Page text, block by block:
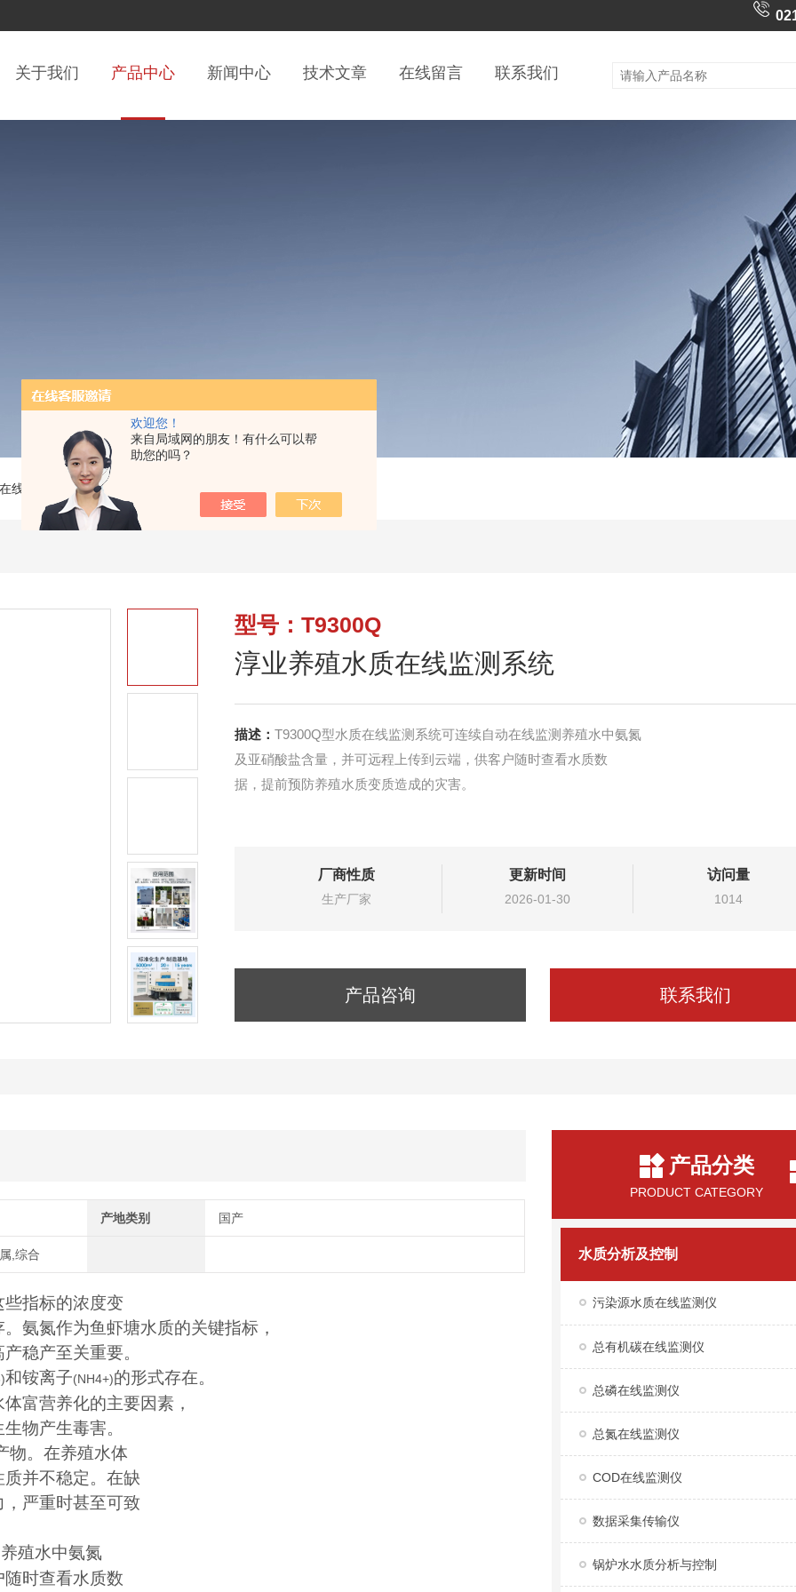
欢迎您！
来自局域网的朋友！有什么可以帮
助您的吗？
关于我们 产品中心 新闻中心 技术文章 在线留言 联系我们
线监测仪 >T9300Q淳业养殖水质在线监测系统
型号：T9300Q
淳业养殖水质在线监测系统
描述： T9300Q型水质在线监测系统可连续自动在线监测养殖水中氨氮
及亚硝酸盐含量，并可远程上传到云端，供客户随时查看水质数
据，提前预防养殖水质变质造成的灾害。
厂商性质
生产厂家
更新时间
2026-01-30
访问量
1014
产品咨询 联系我们
产地类别 国产
,综合
指标的浓度变
氨氮作为鱼虾塘水质的关键指标，
稳产至关重要。
和铵离子(NH4+)的形式存在。
富营养化的主要因素，
物产生毒害。
物。在养殖水体
并不稳定。在缺
严重时甚至可致
殖水中氨氮
时查看水质数
产品分类
PRODUCT CATEGORY
水质分析及控制
污染源水质在线监测仪
总有机碳在线监测仪
总磷在线监测仪
总氮在线监测仪
COD在线监测仪
数据采集传输仪
锅炉水水质分析与控制